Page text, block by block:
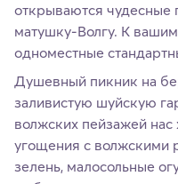
открываются чудесные
матушку-Волгу. К
одноместные
Душевный пикник на
заливистую шуйскую
волжских пейзажей
угощения с волжскими
зелень, малосольные